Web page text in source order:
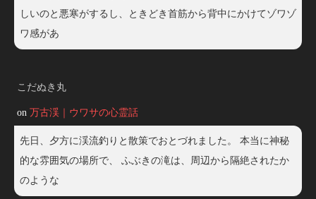
しいのと悪寒がするし、ときどき首筋から背中にかけてゾワゾ
ワ感があ
こだぬき丸
on 万古渓｜ウワサの心霊話
先日、夕方に渓流釣りと散策でおとづれました。 本当に神秘
的な雰囲気の場所で、 ふぶきの滝は、周辺から隔絶されたか
のような